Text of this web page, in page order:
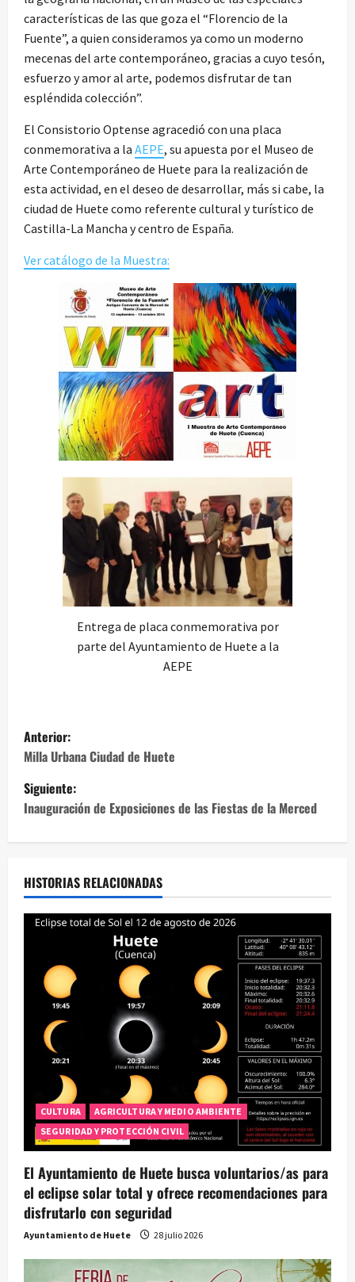
características de las que goza el “Florencio de la
Fuente”, a quien consideramos ya como un moderno
mecenas del arte contemporáneo, gracias a cuyo tesón,
esfuerzo y amor al arte, podemos disfrutar de tan
espléndida colección”.
El Consistorio Optense agracedió con una placa
conmemorativa a la AEPE, su apuesta por el Museo de
Arte Contemporáneo de Huete para la realización de
esta actividad, en el deseo de desarrollar, más si cabe, la
ciudad de Huete como referente cultural y turístico de
Castilla-La Mancha y centro de España.
Ver catálogo de la Muestra:
Entrega de placa conmemorativa por
parte del Ayuntamiento de Huete a la
AEPE
N
a
v
a
n
t
r
a
Anterior:
Milla Urbana Ciudad de Huete
Siguiente:
Inauguración de Exposiciones de las Fiestas de la Merced
HISTORIAS RELACIONADAS
CULTURA
AGRICULTURA Y MEDIO AMBIENTE
SEGURIDAD Y PROTECCIÓN CIVIL
El Ayuntamiento de Huete busca voluntarios/as para
el eclipse solar total y ofrece recomendaciones para
disfrutarlo con seguridad
Ayuntamiento de Huete 28 julio 2026